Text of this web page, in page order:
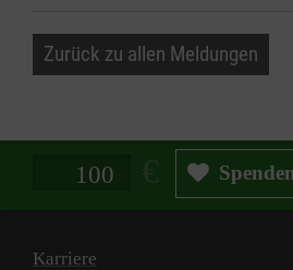
Zurück zu allen Meldungen
Spendenbetrag in Euro
Karriere